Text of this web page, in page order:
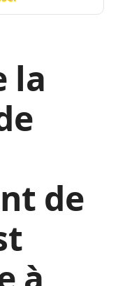
la
de